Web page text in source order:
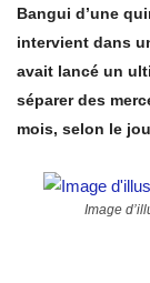
Bangui d’une
intervient dans
avait lancé un
séparer des
mois, selon le
Image